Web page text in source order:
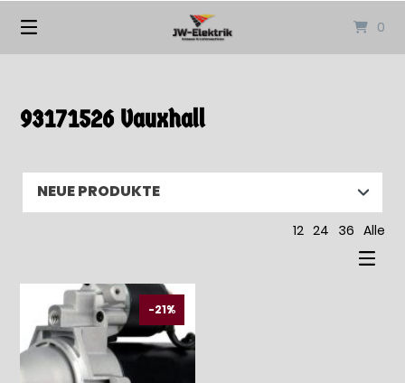
0
93171526 Vauxhall
12 24 36 Alle
-21%